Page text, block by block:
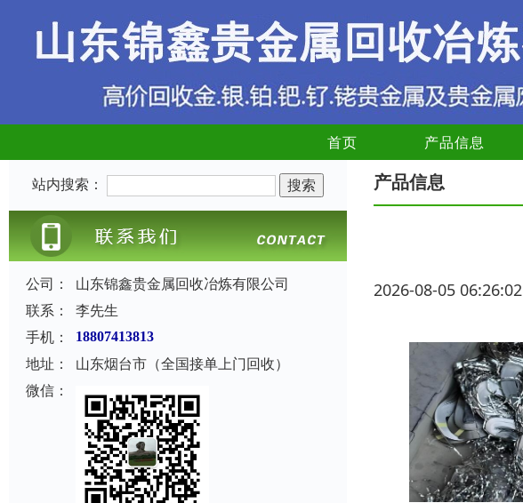
首页 产品信息
站内搜索：
公司：
山东锦鑫贵金属回收冶炼有限公司
联系：
李先生
手机：
18807413813
地址：
山东烟台市（全国接单上门回收）
微信：
产品信息
2026-08-05